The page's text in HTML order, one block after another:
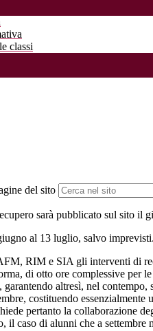
classi
del sito
sarà pubblicato sul sito il
al 13 luglio, salvo imprevisti.
RIM e SIA gli interventi di
di otto ore complessive per
garantendo altresì, nel
costituendo
pertanto la collaborazione
il caso di alunni che a